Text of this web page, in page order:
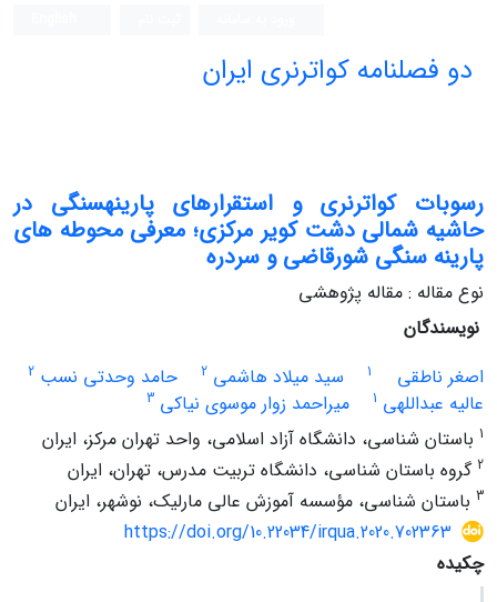
دو فصلنامه کواترنری ایران
رسوبات کواترنری و استقرارهای پارینه‎سنگی در
حاشیه شمالی دشت کویر مرکزی؛ معرفی محوطه‌ های
پارینه‌ سنگی شورقاضی و سردره
نوع مقاله : مقاله پژوهشی
نویسندگان
اصغر ناطقی
1 سید میلاد هاشمی 2 حامد وحدتی نسب 2
عالیه عبداللهی 1 میراحمد زوار موسوی نیاکی 3
1 باستان شناسی، دانشگاه آزاد اسلامی، واحد تهران مرکز، ایران
2 گروه باستان شناسی، دانشگاه تربیت مدرس، تهران، ایران
3 باستان شناسی، مؤسسه آموزش عالی مارلیک، نوشهر، ایران
https://doi.org/10.22034/irqua.2020.702363
چکیده